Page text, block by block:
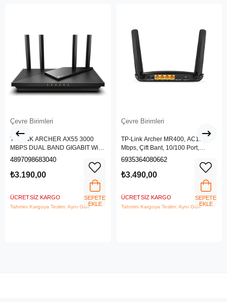
Çevre Birimleri
TP-LINK ARCHER AX55 3000
MBPS DUAL BAND GIGABIT Wi-Fi
6 ROUTER
4897098683040
₺3.190,00
ÜCRETSIZ KARGO
Tahmini Kargoya Teslim: Aynı Gün
SEPETE
EKLE
Çevre Birimleri
TP-Link Archer MR400, AC1200
Mbps, Çift Bant, 10/100 Port,
4G/3G SIM Yuvası, Kablosuz 4G
6935364080662
₺3.490,00
ÜCRETSIZ KARGO
Tahmini Kargoya Teslim: Aynı Gün
SEPETE
EKLE